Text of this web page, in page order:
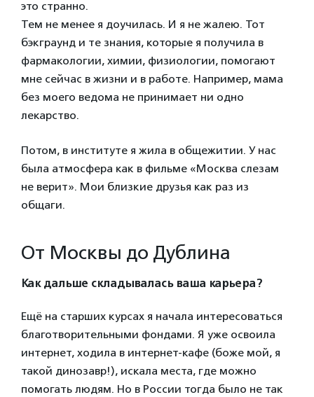
это странно.
Тем не менее я доучилась. И я не жалею. Тот
бэкграунд и те знания, которые я получила в
фармакологии, химии, физиологии, помогают
мне сейчас в жизни и в работе. Например, мама
без моего ведома не принимает ни одно
лекарство.
Потом, в институте я жила в общежитии. У нас
была атмосфера как в фильме «Москва слезам
не верит». Мои близкие друзья как раз из
общаги.
От Москвы до Дублина
Как дальше складывалась ваша карьера?
Ещё на старших курсах я начала интересоваться
благотворительными фондами. Я уже освоила
интернет, ходила в интернет-кафе (боже мой, я
такой динозавр!), искала места, где можно
помогать людям. Но в России тогда было не так